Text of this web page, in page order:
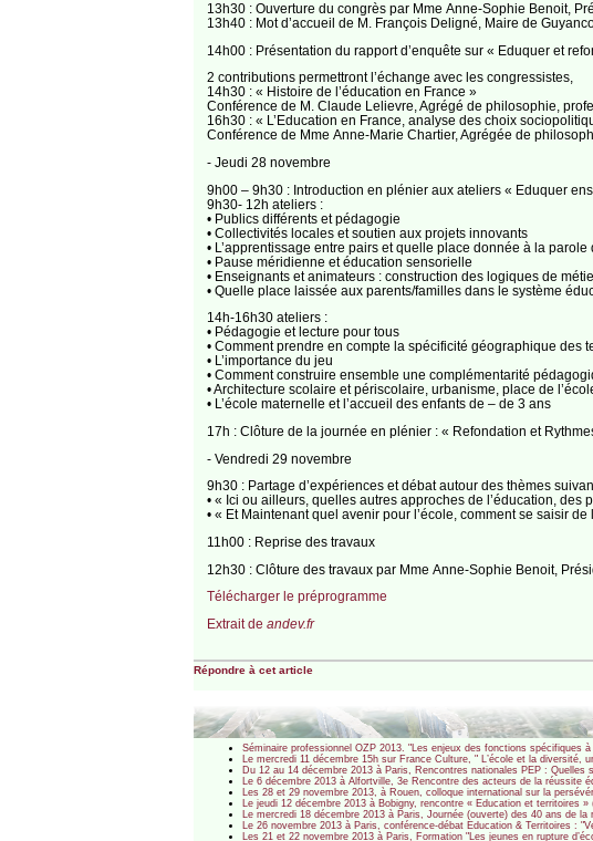
13h30 : Ouverture du congrès par Mme Anne-Sophie Benoit,
13h40 : Mot d’accueil de M. François Deligné, Maire de
14h00 : Présentation du rapport d’enquête sur « Eduquer et
2 contributions permettront l’échange avec les congressistes,
14h30 : « Histoire de l’éducation en France »
Conférence de M. Claude Lelievre, Agrégé de philosophie,
16h30 : « L’Education en France, analyse des choix
Conférence de Mme Anne-Marie Chartier, Agrégée de
- Jeudi 28 novembre
9h00 – 9h30 : Introduction en plénier aux ateliers « Eduquer
9h30- 12h ateliers :
• Publics différents et pédagogie
• Collectivités locales et soutien aux projets innovants
• L’apprentissage entre pairs et quelle place donnée à la
• Pause méridienne et éducation sensorielle
• Enseignants et animateurs : construction des logiques de
• Quelle place laissée aux parents/familles dans le système
14h-16h30 ateliers :
• Pédagogie et lecture pour tous
• Comment prendre en compte la spécificité géographique des
• L’importance du jeu
• Comment construire ensemble une complémentarité
• Architecture scolaire et périscolaire, urbanisme, place de
• L’école maternelle et l’accueil des enfants de – de 3 ans
17h : Clôture de la journée en plénier : « Refondation et
- Vendredi 29 novembre
9h30 : Partage d’expériences et débat autour des thèmes
• « Ici ou ailleurs, quelles autres approches de l’éducation, des
• « Et Maintenant quel avenir pour l’école, comment se saisir
11h00 : Reprise des travaux
12h30 : Clôture des travaux par Mme Anne-Sophie Benoit,
Télécharger le préprogramme
Extrait de andev.fr
Répondre à cet article
Séminaire professionnel OZP 2013. "Les enjeux des fonctions spécifiques
Le mercredi 11 décembre 15h sur France Culture, " L’école et la diversité,
Du 12 au 14 décembre 2013 à Paris, Rencontres nationales PEP : Quelles
Le 6 décembre 2013 à Alfortville, 3e Rencontre des acteurs de la réussite
Les 28 et 29 novembre 2013, à Rouen, colloque international sur la
Le jeudi 12 décembre 2013 à Bobigny, rencontre « Education et territoires »
Le mercredi 18 décembre 2013 à Paris, Journée (ouverte) des 40 ans de
Le 26 novembre 2013 à Paris, conférence-débat Education & Territoires :
Les 21 et 22 novembre 2013 à Paris, Formation "Les jeunes en rupture